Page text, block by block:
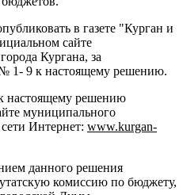
в газете "Курган и
сайте
Кургана, за
9 к настоящему решению.
решению
муниципального
Интернет: www.kurgan-
данного решения
комиссию по бюджету,